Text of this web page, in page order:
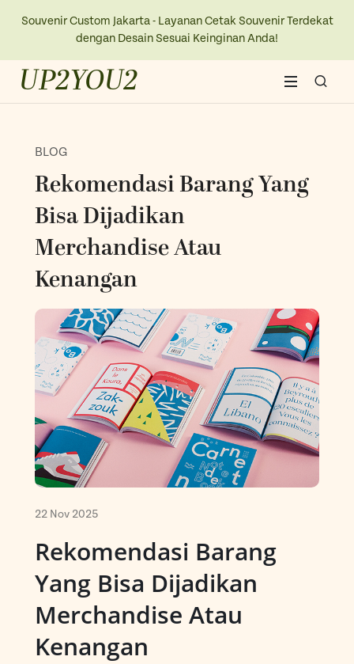
Souvenir Custom Jakarta - Layanan Cetak Souvenir Terdekat
dengan Desain Sesuai Keinginan Anda!
UP2YOU2
About Us
Blogs
Contact Us
New Collection
Souvenir
Media Promotion
How to Order
Gallery
BLOG
Rekomendasi Barang Yang
Bisa Dijadikan
Merchandise Atau
Kenangan
22 Nov 2025
Rekomendasi Barang
Yang Bisa Dijadikan
Merchandise Atau
Kenangan